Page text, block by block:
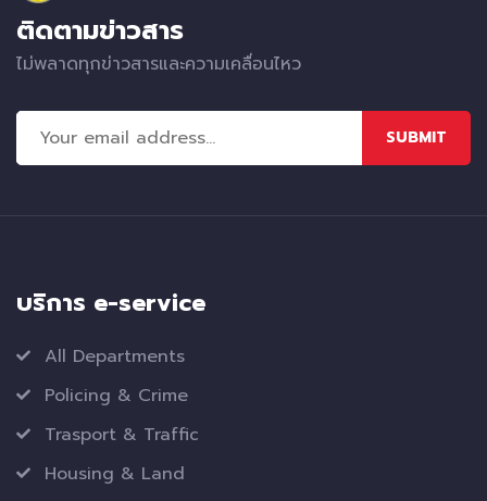
ติดตามข่าวสาร
ไม่พลาดทุกข่าวสารและความเคลื่อนไหว
SUBMIT
บริการ e-service
All Departments
Policing & Crime
Trasport & Traffic
Housing & Land